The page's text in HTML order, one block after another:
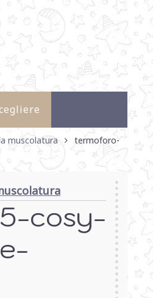
muscolatura
termoforo-
cosy-